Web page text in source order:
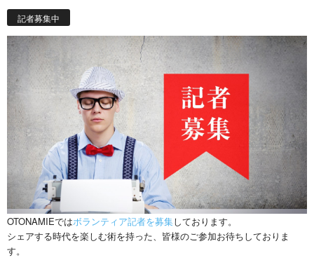
記者募集中
OTONAMIEではボランティア記者を募集しております。
シェアする時代を楽しむ術を持った、皆様のご参加お待ちしておりま
す。